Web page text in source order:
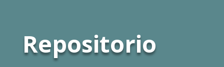
Repositorio